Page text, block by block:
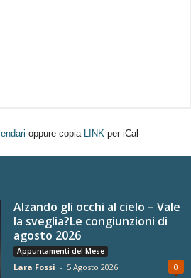
oppure copia LINK per iCal
Alzando gli occhi al cielo – Vale
la sveglia?Le congiunzioni di
agosto 2026
Appuntamenti del Mese
Lara Fossi - 5 Agosto 2026 0